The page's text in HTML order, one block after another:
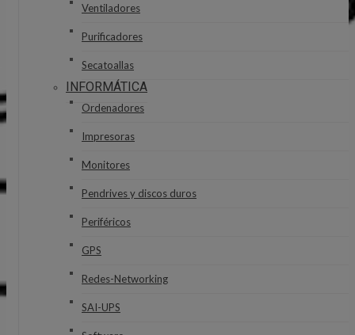
Ventiladores
Purificadores
Secatoallas
INFORMÁTICA
Ordenadores
Impresoras
Monitores
Pendrives y discos duros
Periféricos
GPS
Redes-Networking
SAI-UPS